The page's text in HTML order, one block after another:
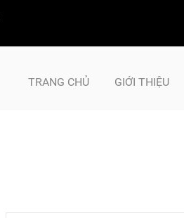
TRANG CHỦ GIỚI THIỆU